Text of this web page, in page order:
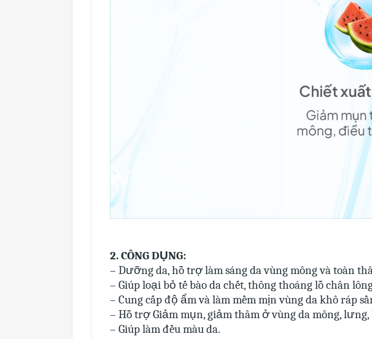
2. CÔNG DỤNG:
– Dưỡng da, hỗ trợ làm sáng da vùng mông và toàn
– Giúp loại bỏ tế bào da chết, thông thoáng lỗ chân
– Cung cấp độ ẩm và làm mềm mịn vùng da khô ráp
– Hỗ trợ Giảm mụn, giảm thâm ở vùng da mông, lưng,
– Giúp làm đều màu da.